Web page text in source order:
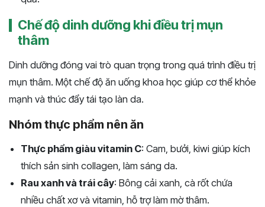
Chế độ dinh dưỡng khi điều trị mụn
thâm
Dinh dưỡng đóng vai trò quan trọng trong quá trình điều trị
mụn thâm. Một chế độ ăn uống khoa học giúp cơ thể khỏe
mạnh và thúc đẩy tái tạo làn da.
Nhóm thực phẩm nên ăn
Thực phẩm giàu vitamin C: Cam, bưởi, kiwi giúp kích
thích sản sinh collagen, làm sáng da.
Rau xanh và trái cây: Bông cải xanh, cà rốt chứa
nhiều chất xơ và vitamin, hỗ trợ làm mờ thâm.